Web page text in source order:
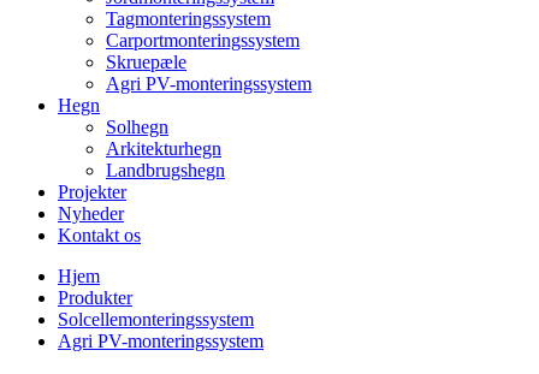
Tagmonteringssystem
Carportmonteringssystem
Skruepæle
Agri PV-monteringssystem
Hegn
Solhegn
Arkitekturhegn
Landbrugshegn
Projekter
Nyheder
Kontakt os
Hjem
Produkter
Solcellemonteringssystem
Agri PV-monteringssystem